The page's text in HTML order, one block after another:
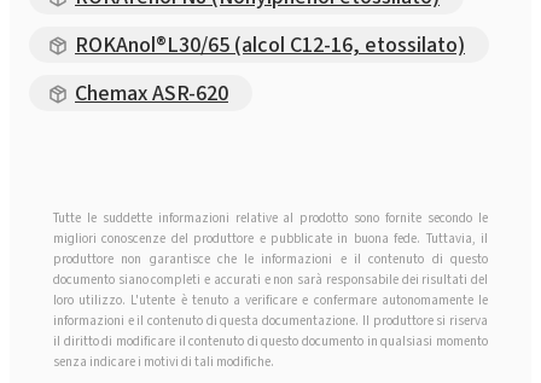
ROKAnol®L30/65 (alcol C12-16, etossilato)
Chemax ASR-620
Tutte le suddette informazioni relative al prodotto sono fornite secondo le
migliori conoscenze del produttore e pubblicate in buona fede. Tuttavia, il
produttore non garantisce che le informazioni e il contenuto di questo
documento siano completi e accurati e non sarà responsabile dei risultati del
loro utilizzo. L'utente è tenuto a verificare e confermare autonomamente le
informazioni e il contenuto di questa documentazione. Il produttore si riserva
il diritto di modificare il contenuto di questo documento in qualsiasi momento
senza indicare i motivi di tali modifiche.